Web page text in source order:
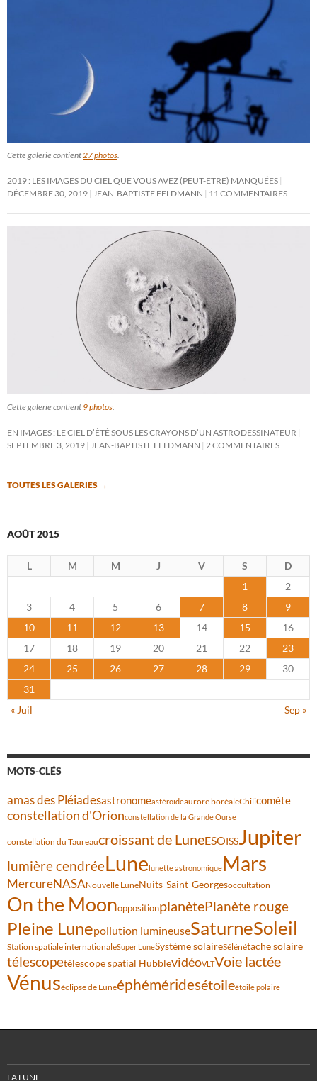
Cette galerie contient27 photos.
2019 : LES IMAGES DU CIEL QUE VOUS AVEZ (PEUT-ÊTRE) MANQUÉES
DÉCEMBRE 30, 2019 JEAN-BAPTISTE FELDMANN 11 COMMENTAIRES
Cette galerie contient 9 photos.
EN IMAGES : LE CIEL D’ÉTÉ SOUS LES CRAYONS D’UN ASTRODESSINATEUR
SEPTEMBRE 3, 2019 JEAN-BAPTISTE FELDMANN 2 COMMENTAIRES
TOUTES LES GALERIES →
AOÛT 2015
L M M J V S
D
1
2
3
4 5 6 7 8
9
10
11 12 13 14 15
16
17
18 19 20 21 22
23
24
25 26 27 28 29
30
31
« Juil
Sep »
MOTS-CLÉS
amas des Pléiadesastronomeastéroïdeaurore boréaleChilicomète
constellation d'Orionconstellation de la Grande Ourse
constellation du Taureaucroissant de LuneESOISSJupiter
lumière cendréeLune lunette astronomiqueMars
MercureNASANouvelle LuneNuits-Saint-Georgesoccultation
On the MoonoppositionplanètePlanète rouge
Pleine Lunepollution lumineuseSaturneSoleil
Station spatiale internationaleSuper LuneSystème solaireSélénétache solaire
télescopetélescope spatial HubblevidéoVLTVoie lactée
Vénuséclipse de Luneéphéméridesétoileétoile polaire
LA LUNE